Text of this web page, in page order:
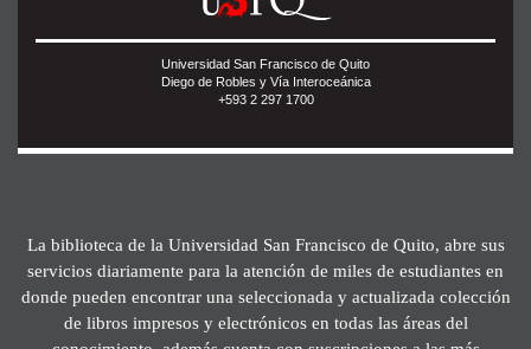
Universidad San Francisco de Quito
Diego de Robles y Vía Interoceánica
+593 2 297 1700
La biblioteca de la Universidad San Francisco de Quito, abre sus
servicios diariamente para la atención de miles de estudiantes en
donde pueden encontrar una seleccionada y actualizada colección
de libros impresos y electrónicos en todas las áreas del